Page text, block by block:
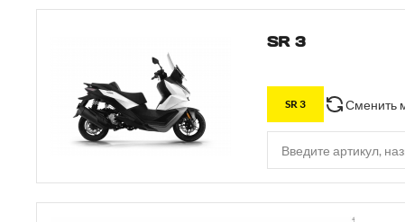
SR 3
SR 3 Сменить